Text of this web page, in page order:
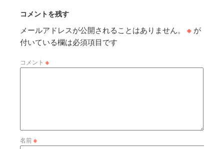
コメントを残す
メールアドレスが公開されることはありません。 ※ が
付いている欄は必須項目です
コメント ※
名前※